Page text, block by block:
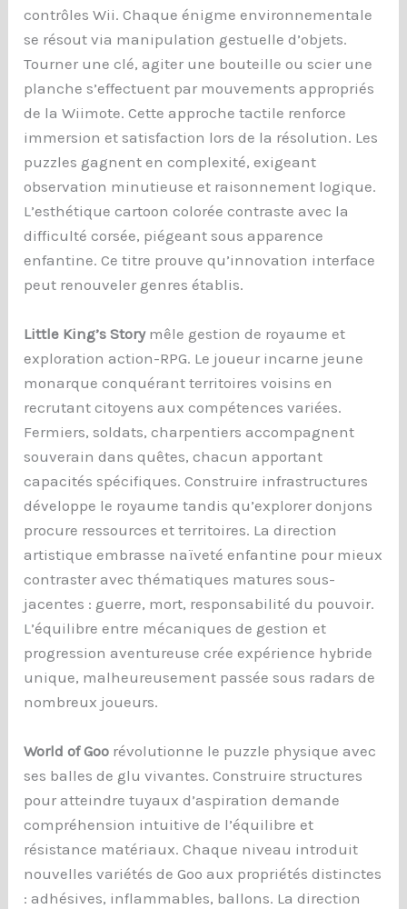
contrôles Wii. Chaque énigme environnementale
se résout via manipulation gestuelle d’objets.
Tourner une clé, agiter une bouteille ou scier une
planche s’effectuent par mouvements appropriés
de la Wiimote. Cette approche tactile renforce
immersion et satisfaction lors de la résolution. Les
puzzles gagnent en complexité, exigeant
observation minutieuse et raisonnement logique.
L’esthétique cartoon colorée contraste avec la
difficulté corsée, piégeant sous apparence
enfantine. Ce titre prouve qu’innovation interface
peut renouveler genres établis.
Little King’s Storymêle gestion de royaume et
exploration action-RPG. Le joueur incarne jeune
monarque conquérant territoires voisins en
recrutant citoyens aux compétences variées.
Fermiers, soldats, charpentiers accompagnent
souverain dans quêtes, chacun apportant
capacités spécifiques. Construire infrastructures
développe le royaume tandis qu’explorer donjons
procure ressources et territoires. La direction
artistique embrasse naïveté enfantine pour mieux
contraster avec thématiques matures sous-
jacentes : guerre, mort, responsabilité du pouvoir.
L’équilibre entre mécaniques de gestion et
progression aventureuse crée expérience hybride
unique, malheureusement passée sous radars de
nombreux joueurs.
World of Goo révolutionne le puzzle physique avec
ses balles de glu vivantes. Construire structures
pour atteindre tuyaux d’aspiration demande
compréhension intuitive de l’équilibre et
résistance matériaux. Chaque niveau introduit
nouvelles variétés de Goo aux propriétés distinctes
: adhésives, inflammables, ballons. La direction